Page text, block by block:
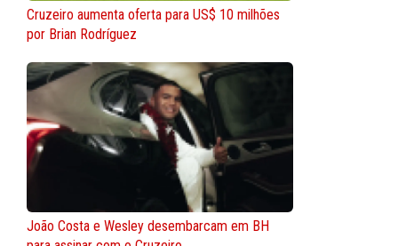
Cruzeiro aumenta oferta para US$ 10 milhões
por Brian Rodríguez
João Costa e Wesley desembarcam em BH